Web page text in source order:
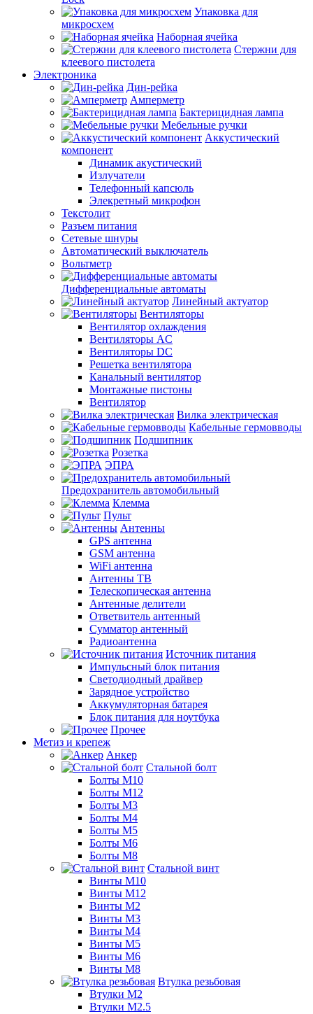
Упаковка для
микросхем
Наборная ячейка
Стержни для
клеевого пистолета
Электроника
Дин-рейка
Амперметр
Бактерицидная лампа
Мебельные ручки
Аккустический
компонент
Динамик акустический
Излучатели
Телефонный капсюль
Элекретный микрофон
Текстолит
Разъем питания
Сетевые шнуры
Автоматический выключатель
Вольтметр
Дифференциальные автоматы
Линейный актуатор
Вентиляторы
Вентилятор охлаждения
Вентиляторы AC
Вентиляторы DC
Решетка вентилятора
Канальный вентилятор
Монтажные пистоны
Вентилятор
Вилка электрическая
Кабельные гермовводы
Подшипник
Розетка
ЭПРА
Предохранитель автомобильный
Клемма
Пульт
Антенны
GPS антенна
GSM антенна
WiFi антенна
Антенны ТВ
Телескопическая антенна
Антенные делители
Ответвитель антенный
Сумматор антенный
Радиоантенна
Источник питания
Импульсный блок питания
Светодиодный драйвер
Зарядное устройство
Аккумуляторная батарея
Блок питания для ноутбука
Прочее
Метиз и крепеж
Анкер
Стальной болт
Болты М10
Болты М12
Болты М3
Болты М4
Болты М5
Болты М6
Болты М8
Стальной винт
Винты М10
Винты М12
Винты М2
Винты М3
Винты М4
Винты М5
Винты М6
Винты М8
Втулка резьбовая
Втулки М2
Втулки М2.5